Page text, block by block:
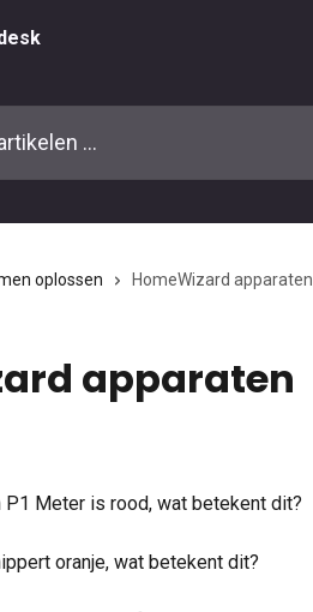
oplossen HomeWizard apparaten
apparaten
P1 Meter is rood, wat betekent dit?
oranje, wat betekent dit?